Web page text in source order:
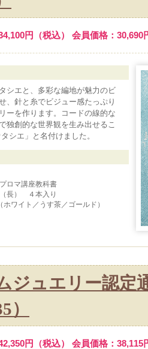
円（税込） 会員価格：30,690
シエと、多彩な編地が魅力のビ
、針と糸でビジュー感たっぷり
ーを作ります。コードの線的な
独創的な世界観を生み出せるこ
シエ」と名付けました。
ロマ講座教科書
（長） ４本入り
ホワイト／うす茶／ゴールド）
ジュエリー認定
）
円（税込） 会員価格：38,115